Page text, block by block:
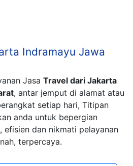
Indramayu Jawa
Jasa Travel dari Jakarta
, antar jemput di alamat atau
setiap hari, Titipan
anda untuk bepergian
efisien dan nikmati pelayanan
terpercaya.